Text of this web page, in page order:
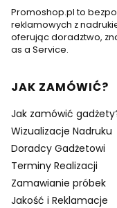
Promoshop.pl to
reklamowych z
oferując doradztwo,
as a Service.
Linki w stopce
JAK ZAMÓWIĆ?
Jak zamówić
Wizualizacje Nadruku
Doradcy Gadżetowi
Terminy Realizacji
Zamawianie próbek
Jakość i Reklamacje